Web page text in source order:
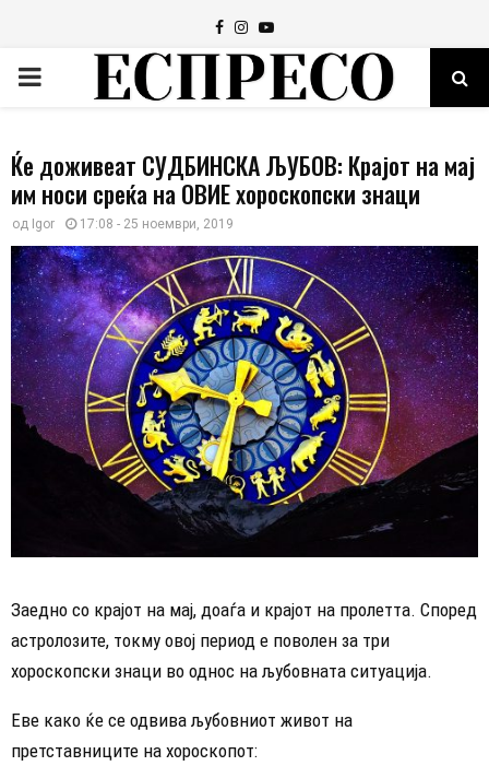
Facebook
Instagram
Youtube
PRIMARY
Ќе доживеат СУДБИНСКА ЉУБОВ: Крајот на мај
им носи среќа на ОВИЕ хороскопски знаци
од Igor 17:08 - 25 ноември, 2019
Заедно со крајот на мај, доаѓа и крајот на пролетта. Според
астролозите, токму овој период е поволен за три
хороскопски знаци во однос на љубовната ситуација.
Еве како ќе се одвива љубовниот живот на
претставниците на хороскопот: